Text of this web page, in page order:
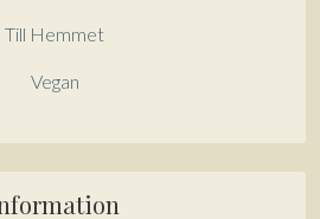
Till Hemmet
Vegan